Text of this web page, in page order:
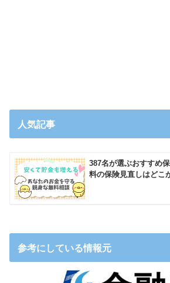
人気記事
387名が選ぶおすすめ
料の保険見直しはどこ
参考にしている情報元